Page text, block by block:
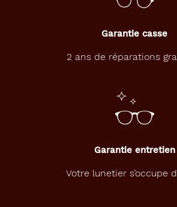
Garantie casse
2 ans de réparations
Garantie entretien
Votre lunetier s’occupe